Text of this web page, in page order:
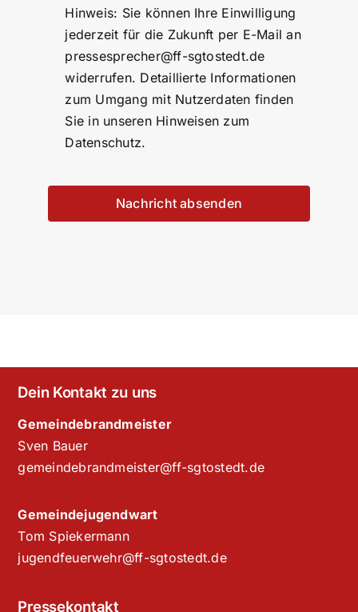
Hinweis: Sie können Ihre Einwilligung
jederzeit für die Zukunft per E-Mail an
pressesprecher@ff-sgtostedt.de
widerrufen. Detaillierte Informationen
zum Umgang mit Nutzerdaten finden
Sie in unseren Hinweisen zum
Datenschutz.
Nachricht absenden
Dein Kontakt zu uns
Gemeindebrandmeister
Sven Bauer
gemeindebrandmeister@ff-sgtostedt.de
Gemeindejugendwart
Tom Spiekermann
jugendfeuerwehr@ff-sgtostedt.de
Pressekontakt